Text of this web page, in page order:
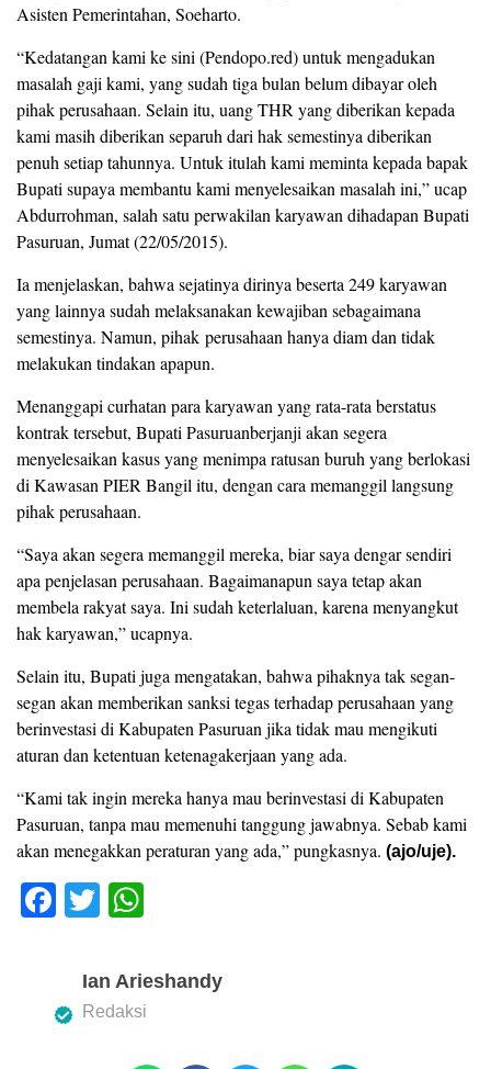
Asisten Pemerintahan, Soeharto.
“Kedatangan kami ke sini (Pendopo.red) untuk mengadukan
masalah gaji kami, yang sudah tiga bulan belum dibayar oleh
pihak perusahaan. Selain itu, uang THR yang diberikan kepada
kami masih diberikan separuh dari hak semestinya diberikan
penuh setiap tahunnya. Untuk itulah kami meminta kepada bapak
Bupati supaya membantu kami menyelesaikan masalah ini,” ucap
Abdurrohman, salah satu perwakilan karyawan dihadapan Bupati
Pasuruan, Jumat (22/05/2015).
Ia menjelaskan, bahwa sejatinya dirinya beserta 249 karyawan
yang lainnya sudah melaksanakan kewajiban sebagaimana
semestinya. Namun, pihak perusahaan hanya diam dan tidak
melakukan tindakan apapun.
Menanggapi curhatan para karyawan yang rata-rata berstatus
kontrak tersebut, Bupati‎ Pasuruanberjanji akan segera
menyelesaikan kasus yang menimpa ratusan buruh yang berlokasi
di Kawasan PIER Bangil itu, dengan cara memanggil langsung
pihak perusahaan.
“Saya akan segera memanggil mereka, biar saya dengar sendiri
apa penjelasan perusahaan. Bagaimanapun saya tetap akan
membela rakyat saya. Ini sudah keterlaluan, karena menyangkut
hak karyawan,” ucapnya.
Selain itu, Bupati juga mengatakan, bahwa pihaknya tak segan-
segan akan memberikan sanksi tegas terhadap perusahaan yang
berinvestasi di Kabupaten Pasuruan jika tidak mau mengikuti
aturan dan ketentuan ketenagakerjaan yang ada.
“Kami tak ingin mereka hanya mau berinvestasi di Kabupaten
Pasuruan, tanpa mau memenuhi tanggung jawabnya. Sebab kami
akan menegakkan peraturan yang ada,” pungkasnya. (ajo/uje).
F
e
T
tt
er
at
s
Ian Arieshandy
Redaksi